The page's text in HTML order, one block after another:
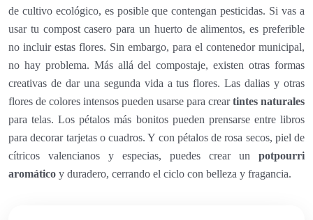
de cultivo ecológico, es posible que contengan pesticidas. Si vas a
usar tu compost casero para un huerto de alimentos, es preferible
no incluir estas flores. Sin embargo, para el contenedor municipal,
no hay problema. Más allá del compostaje, existen otras formas
creativas de dar una segunda vida a tus flores. Las dalias y otras
flores de colores intensos pueden usarse para creartintes naturales
para telas. Los pétalos más bonitos pueden prensarse entre libros
para decorar tarjetas o cuadros. Y con pétalos de rosa secos, piel de
cítricos valencianos y especias, puedes crear un potpourri
aromático y duradero, cerrando el ciclo con belleza y fragancia.